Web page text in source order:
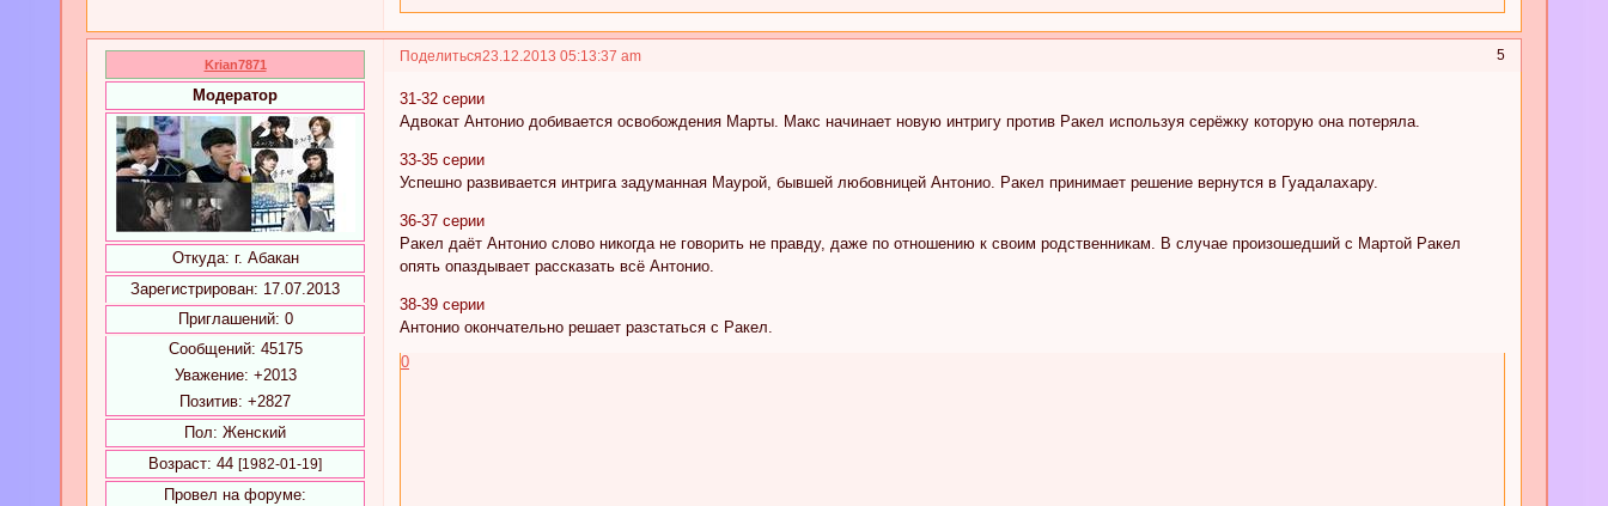
Поделиться 5
23.12.2013 05:13:37 am
Krian7871
Модератор
Откуда: г. Абакан
Зарегистрирован: 17.07.2013
Приглашений: 0
Сообщений: 45175
Уважение: +2013
Позитив: +2827
Пол: Женский
Возраст: 44 [1982-01-19]
Провел на форуме:
31-32 серии
Адвокат Антонио добивается освобождения Марты. Макс начинает новую интригу против Ракел используя серёжку которую она потеряла.
33-35 серии
Успешно развивается интрига задуманная Маурой, бывшей любовницей Антонио. Ракел принимает решение вернутся в Гуадалахару.
36-37 серии
Ракел даёт Антонио слово никогда не говорить не правду, даже по отношению к своим родственникам. В случае произошедший с Мартой Ракел
опять опаздывает рассказать всё Антонио.
38-39 серии
Антонио окончательно решает разстаться с Ракел.
0